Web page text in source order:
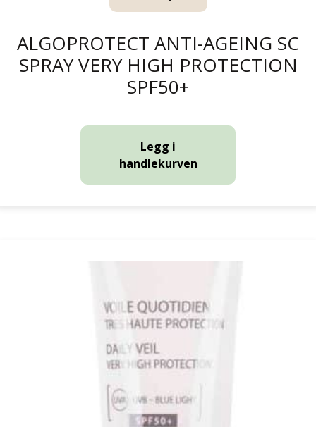
ALGOPROTECT ANTI-AGEING SC
SPRAY VERY HIGH PROTECTION
SPF50+
Legg i
handlekurven